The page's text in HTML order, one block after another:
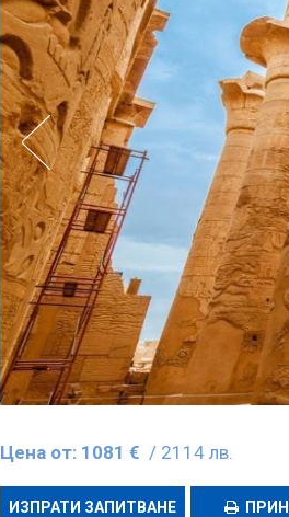
Цена от: 1081 € / 2114 лв.
ИЗПРАТИ ЗАПИТВАНЕ